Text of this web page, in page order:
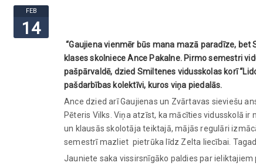
FEB
14
“Gaujiena vienmēr būs mana mazā paradīze,
klases skolniece Ance Pakalne. Pirmo semestri
pašpārvaldē, dzied Smiltenes vidusskolas korī
pašdarbības kolektīvi, kuros viņa piedalās.
Ance dzied arī Gaujienas un Zvārtavas sieviešu
Pēteris Vilks. Viņa atzīst, ka mācīties vidusskolā
un klausās skolotāja teiktajā, mājās regulāri
semestrī mazliet pietrūka līdz Zelta liecībai.
Jauniete saka vissirsnīgāko paldies par